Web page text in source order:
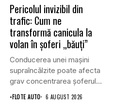
Pericolul invizibil din
trafic: Cum ne
transformă canicula la
volan în șoferi „băuți”
Conducerea unei mașini
supraîncălzite poate afecta
grav concentrarea șoferului
și poate crește...
•FLOTE AUTO 6 AUGUST 2026